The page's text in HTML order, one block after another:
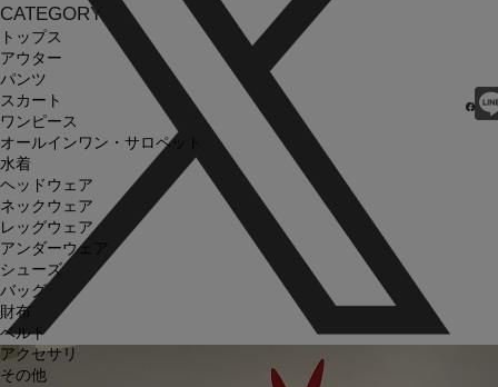
CATEGORY
トップス
アウター
パンツ
スカート
ワンピース
オールインワン・サロペット
水着
ヘッドウェア
ネックウェア
レッグウェア
アンダーウェア
シューズ
バッグ
財布
ベルト
アクセサリ
その他